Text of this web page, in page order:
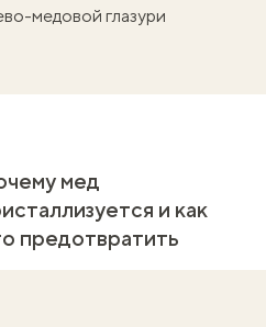
медовой глазури
мед
и как
предотвратить